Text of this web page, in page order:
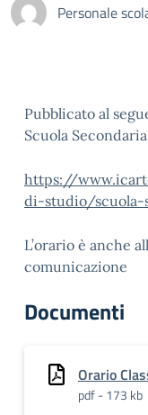
Personale
Pubblicato al
Scuola
https://
di-studio/
L’orario è anche
comunicazione
Documenti
Orario
pdf - 173 kb